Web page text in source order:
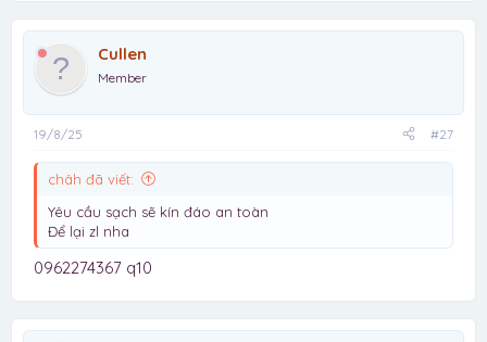
Cullen
Member
19/8/25 #27
châh đã viết:
Yêu cầu sạch sẽ kín đáo an toàn
Để lại zl nha
0962274367 q10